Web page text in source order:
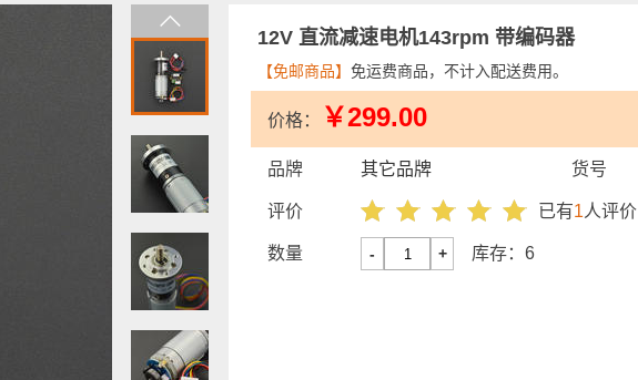
12V 直流减速电机143rpm 带编码器
【免邮商品】 免运费商品，不计入配送费用。
价格： ￥299.00
品牌 其它品牌 货号
评价 已有1人评价
数量 - + 库存： 6